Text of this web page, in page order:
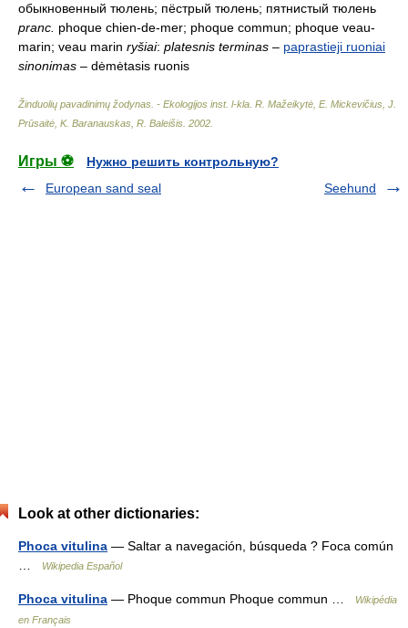
обыкновенный тюлень; пёстрый тюлень; пятнистый тюлень
pranc. phoque chien-de-mer; phoque commun; phoque veau-
marin; veau marin ryšiai: platesnis terminas – paprastieji ruoniai
sinonimas – dėmėtasis ruonis
Žinduolių pavadinimų žodynas. - Ekologijos inst. l-kla R. Mažeikytė, E. Mickevičius, J.
Prūsaitė, K. Baranauskas, R. Baleišis 2002
Игры ⚽
Нужно решить контрольную?
European sand seal
Seehund
Look at other dictionaries:
Phoca vitulina — Saltar a navegación, búsqueda ? Foca común
Wikipedia Español
Phoca vitulina — Phoque commun Phoque commun …
Wikipédia
en Français